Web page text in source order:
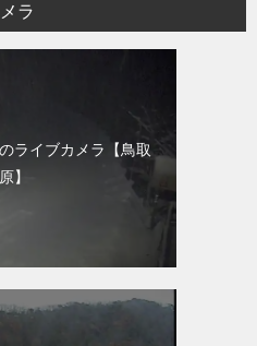
ラ
ライブカメラ【鳥取
】